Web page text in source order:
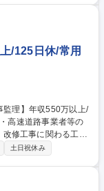
加える業務は発生い
/125日休/常用
修工事に関わる工事
加える業務は発生い
土日祝休み